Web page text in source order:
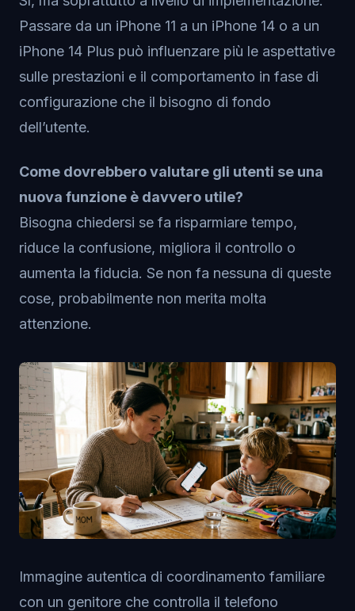
Passare da un iPhone 11 a un iPhone 14 o a un
iPhone 14 Plus può influenzare più le aspettative
sulle prestazioni e il comportamento in fase di
configurazione che il bisogno di fondo
dell’utente.
Come dovrebbero valutare gli utenti se una
nuova funzione è davvero utile?
Bisogna chiedersi se fa risparmiare tempo,
riduce la confusione, migliora il controllo o
aumenta la fiducia. Se non fa nessuna di queste
cose, probabilmente non merita molta
attenzione.
Immagine autentica di coordinamento familiare
con un genitore che controlla il telefono